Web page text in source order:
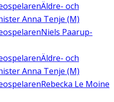
Äldre- och
Anna Tenje (M)
Niels Paarup-
Äldre- och
Anna Tenje (M)
Rebecka Le Moine